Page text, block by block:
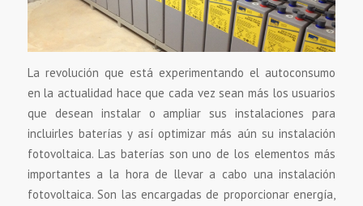
La revolución que está experimentando el autoconsumo
en la actualidad hace que cada vez sean más los usuarios
que desean instalar o ampliar sus instalaciones para
incluirles baterías y así optimizar más aún su instalación
fotovoltaica. Las baterías son uno de los elementos más
importantes a la hora de llevar a cabo una instalación
fotovoltaica. Son las encargadas de proporcionar energía,